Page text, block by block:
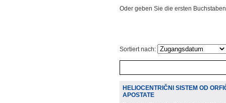
Oder geben Sie die ersten
Sortiert nach:
HELIOCENTRIČNI SISTEM OD
APOSTATE